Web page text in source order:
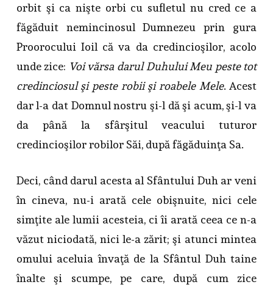
orbit şi ca nişte orbi cu sufletul nu cred ce a
făgăduit nemincinosul Dumnezeu prin gura
Proorocului Ioil că va da credincioşilor, acolo
unde zice: Voi vărsa darul Duhului Meu peste tot
credinciosul şi peste robii şi roabele Mele. Acest
dar l-a dat Domnul nostru şi-l dă şi acum, şi-l va
da până la sfârşitul veacului tuturor
credincioşilor robilor Săi, după făgăduinţa Sa.
Deci, când darul acesta al Sfântului Duh ar veni
în cineva, nu-i arată cele obişnuite, nici cele
simţite ale lumii acesteia, ci îi arată ceea ce n-a
văzut niciodată, nici le-a zărit; şi atunci mintea
omului aceluia învaţă de la Sfântul Duh taine
înalte şi scumpe, pe care, după cum zice